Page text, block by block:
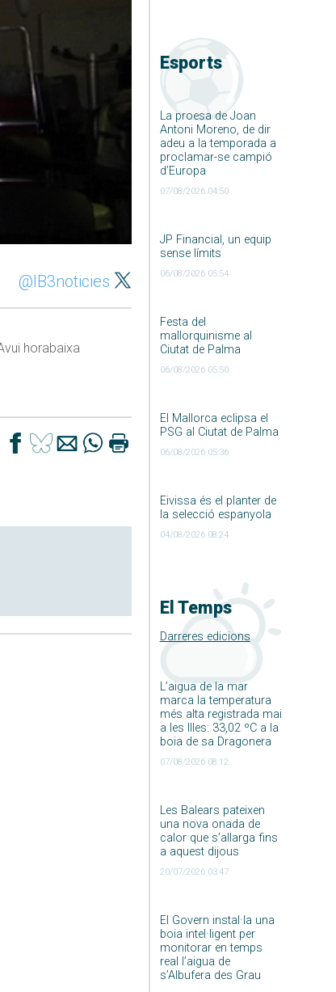
Esports
La proesa de Joan
Antoni Moreno, de dir
adeu a la temporada a
proclamar-se campió
d’Europa
07/08/2026 04:50
JP Financial, un equip
sense límits
06/08/2026 05:54
Festa del
mallorquinisme al
Ciutat de Palma
06/08/2026 05:50
El Mallorca eclipsa el
PSG al Ciutat de Palma
06/08/2026 05:36
Eivissa és el planter de
la selecció espanyola
04/08/2026 08:24
El Temps
Darreres edicions
L’aigua de la mar
marca la temperatura
més alta registrada mai
a les Illes: 33,02 ºC a la
boia de sa Dragonera
07/08/2026 08:12
Les Balears pateixen
una nova onada de
calor que s’allarga fins
a aquest dijous
20/07/2026 03:47
El Govern instal·la una
boia intel·ligent per
monitorar en temps
real l’aigua de
s’Albufera des Grau
@IB3noticies
horabaixa